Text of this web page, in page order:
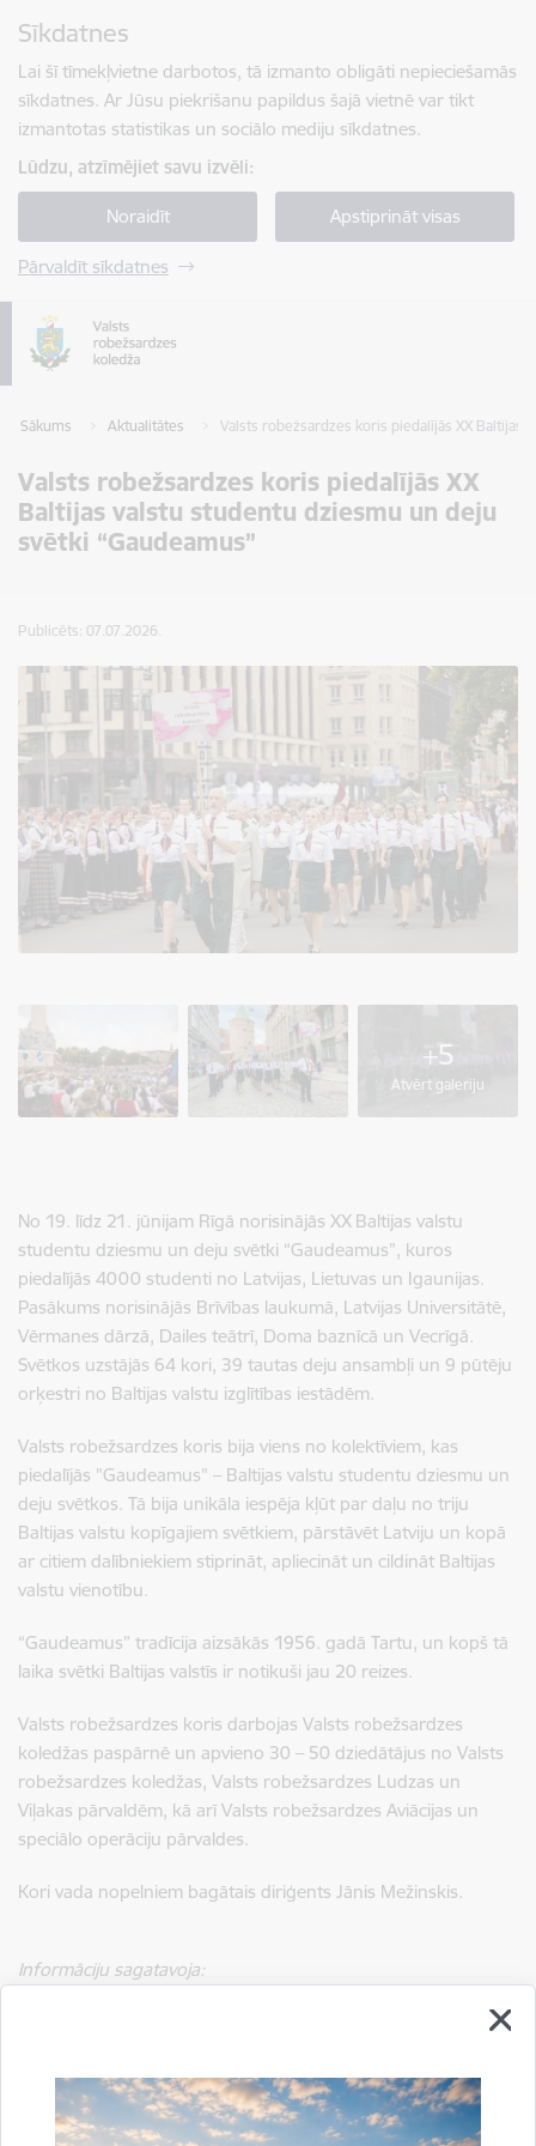
Sīkdatnes
Lai šī tīmekļvietne darbotos, tā izmanto obligāti nepieciešamās
sīkdatnes. Ar Jūsu piekrišanu papildus šajā vietnē var tikt
izmantotas statistikas un sociālo mediju sīkdatnes.
Lūdzu, atzīmējiet savu izvēli:
Noraidīt Apstiprināt visas
Pārvaldīt sīkdatnes
Sākums Aktualitātes Valsts robežsardzes koris piedalījās XX Baltijas
Valsts robežsardzes koris piedalījās XX
Baltijas valstu studentu dziesmu un deju
svētki “Gaudeamus”
Publicēts: 07.07.2026.
+5
Atvērt galeriju
No 19. līdz 21. jūnijam Rīgā norisinājās XX Baltijas valstu
studentu dziesmu un deju svētki “Gaudeamus”, kuros
piedalījās 4000 studenti no Latvijas, Lietuvas un Igaunijas.
Pasākums norisinājās Brīvības laukumā, Latvijas Universitātē,
Vērmanes dārzā, Dailes teātrī, Doma baznīcā un Vecrīgā.
Svētkos uzstājās 64 kori, 39 tautas deju ansambļi un 9 pūtēju
orķestri no Baltijas valstu izglītības iestādēm.
Valsts robežsardzes koris bija viens no kolektīviem, kas
piedalījās "Gaudeamus" – Baltijas valstu studentu dziesmu un
deju svētkos. Tā bija unikāla iespēja kļūt par daļu no triju
Baltijas valstu kopīgajiem svētkiem, pārstāvēt Latviju un kopā
ar citiem dalībniekiem stiprināt, apliecināt un cildināt Baltijas
valstu vienotību.
“Gaudeamus” tradīcija aizsākās 1956. gadā Tartu, un kopš tā
laika svētki Baltijas valstīs ir notikuši jau 20 reizes.
Valsts robežsardzes koris darbojas Valsts robežsardzes
koledžas paspārnē un apvieno 30 – 50 dziedātājus no Valsts
robežsardzes koledžas, Valsts robežsardzes Ludzas un
Viļakas pārvaldēm, kā arī Valsts robežsardzes Aviācijas un
speciālo operāciju pārvaldes.
Kori vada nopelniem bagātais diriģents Jānis Mežinskis.
Informāciju sagatavoja:
Laura Puriņa